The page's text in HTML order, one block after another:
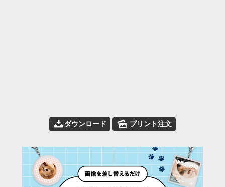
📥ダウンロード 🌄 プリント注文